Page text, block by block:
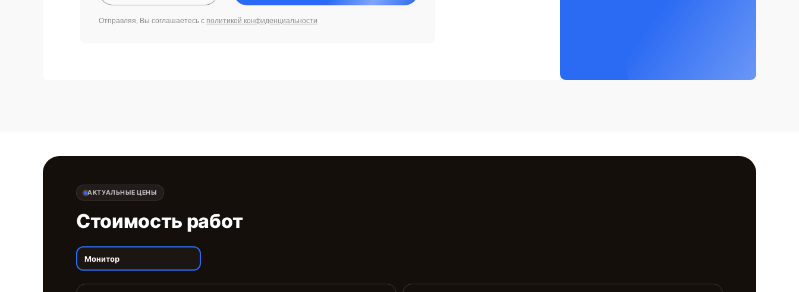
Отправляя, Вы соглашаетесь с политикой конфиденциальности
АКТУАЛЬНЫЕ ЦЕНЫ
Стоимость работ
Монитор